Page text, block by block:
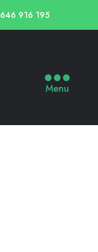
646 916 195
Menu